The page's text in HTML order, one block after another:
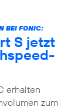
BEI FONIC:
S jetzt
erhalten
zum